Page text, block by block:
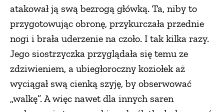
atakował ją swą bezrogą główką. Ta, niby to
przygotowując obronę, przykurczała przednie
nogi i brała uderzenie na czoło. I tak kilka razy.
Jego siostrzyczka przyglądała się temu ze
zdziwieniem, a ubiegłoroczny koziołek aż
wyciągał swą cienką szyję, by obserwować
„walkę”. A więc nawet dla innych saren